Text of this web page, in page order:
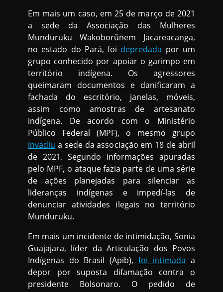
Em mais um caso, em 25 de março de 2021
a sede da Associação das Mulheres
Munduruku Wakoborũnem Jacareacanga,
no estado do Pará, foi depredada por um
grupo conhecido por apoiar o garimpo em
território indígena. Os agressores
queimaram documentos e danificaram a
fachada do escritório, janelas, móveis,
assim como amostras de artesanato
indígena. De acordo com o Ministério
Público Federal (MPF), o mesmo grupo
invadiu a sede da associação em 18 de abril
de 2021. Segundo informações apuradas
pelo MPF, o ataque fazia parte de uma série
de ações planejadas para silenciar as
lideranças indígenas e impedí-las de
denunciar atividades ilegais no território
Munduruku.
Em mais um incidente de intimidação, Sonia
Guajajara, líder da Articulação dos Povos
Indígenas do Brasil (Apib), foi intimada a
depor por suposta difamação contra o
presidente Bolsonaro. O pedido de